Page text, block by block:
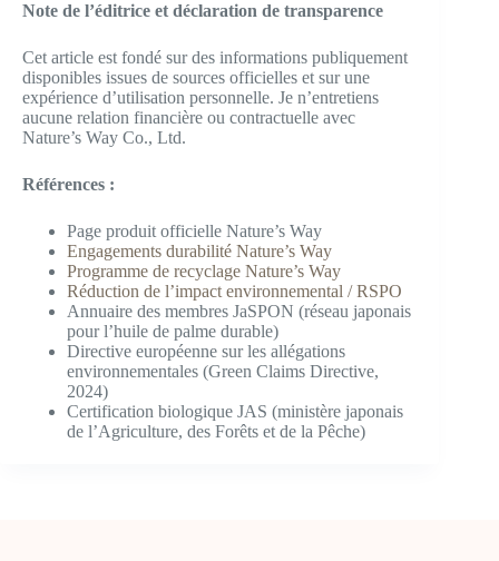
Note de l’éditrice et déclaration de transparence
Cet article est fondé sur des informations publiquement
disponibles issues de sources officielles et sur une
expérience d’utilisation personnelle. Je n’entretiens
aucune relation financière ou contractuelle avec
Nature’s Way Co., Ltd.
Références :
Page produit officielle Nature’s Way
Engagements durabilité Nature’s Way
Programme de recyclage Nature’s Way
Réduction de l’impact environnemental / RSPO
Annuaire des membres JaSPON (réseau japonais
pour l’huile de palme durable)
Directive européenne sur les allégations
environnementales (Green Claims Directive,
2024)
Certification biologique JAS (ministère japonais
de l’Agriculture, des Forêts et de la Pêche)